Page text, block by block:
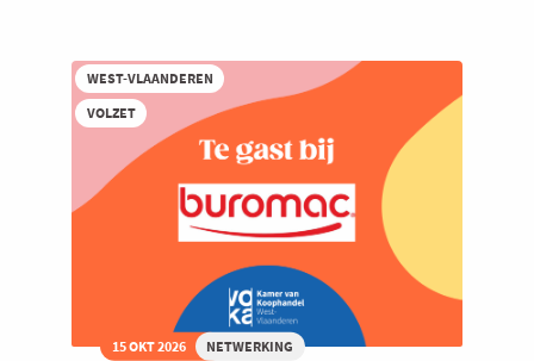
WEST-VLAANDEREN
VOLZET
15 OKT 2026 NETWERKING